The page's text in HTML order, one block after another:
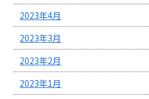
2023年4月
2023年3月
2023年2月
2023年1月